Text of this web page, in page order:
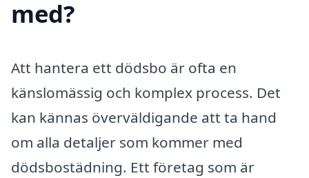
med?
Att hantera ett dödsbo är ofta en
känslomässig och komplex process. Det
kan kännas överväldigande att ta hand
om alla detaljer som kommer med
dödsbostädning. Ett företag som är